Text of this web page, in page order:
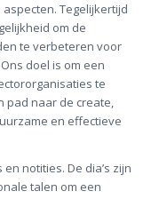
Tegelijkertijd
om de
te verbeteren voor
doel is om een
te
pad naar de create,
en effectieve
notities. De dia’s zijn
talen om een